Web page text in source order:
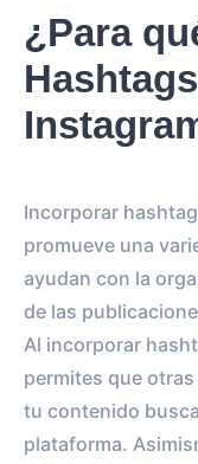
¿Para
Incorporar
promueve una
ayudan con la
de las
Al incorporar
permites que
tu contenido
plataforma.